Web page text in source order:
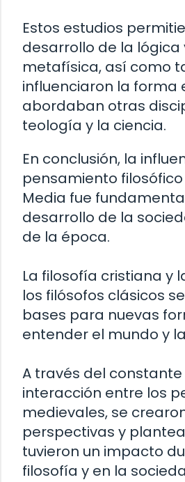
Estos estudios
desarrollo de la lógica
metafísica, así como
influenciaron la forma
abordaban otras
teología y la ciencia.
En conclusión, la
pensamiento
Media fue
desarrollo de la
de la época.
La filosofía cristiana y
los filósofos clásicos
bases para nuevas
entender el mundo y
A través del
interacción entre los
medievales, se
perspectivas y
tuvieron un impacto
filosofía y en la